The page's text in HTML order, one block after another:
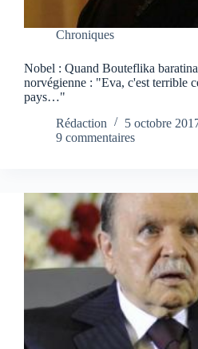
Chroniques
Nobel : Quand Bouteflika
norvégienne : "Eva, c'est terrible
pays…"
Rédaction
5 octobre
9 commentaires